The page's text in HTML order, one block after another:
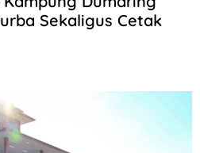
Sekaligus Cetak